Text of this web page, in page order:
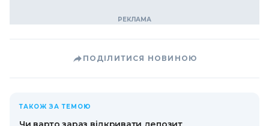
ПОДІЛИТИСЯ НОВИНОЮ
ТАКОЖ ЗА ТЕМОЮ